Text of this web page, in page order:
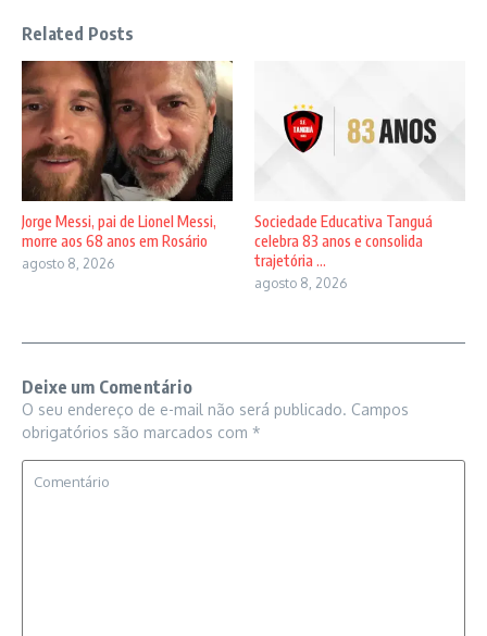
Related Posts
Jorge Messi, pai de Lionel Messi,
morre aos 68 anos em Rosário
agosto 8, 2026
Sociedade Educativa Tanguá
celebra 83 anos e consolida
trajetória ...
agosto 8, 2026
Deixe um Comentário
O seu endereço de e-mail não será publicado. Campos
obrigatórios são marcados com *